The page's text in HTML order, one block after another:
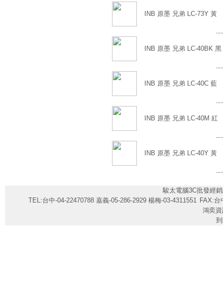
INB 原墨 兄弟 LC-73Y 黃
INB 原墨 兄弟 LC-40BK 黑
INB 原墨 兄弟 LC-40C 藍
INB 原墨 兄弟 LC-40M 紅
INB 原墨 兄弟 LC-40Y 黃
駿太電腦3C批發經
TEL:台中-04-22470788 嘉義-05-286-2929 楊梅-03-4311551 FAX:台
鴻奕